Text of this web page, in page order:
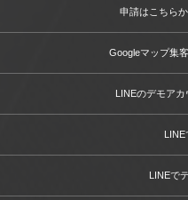
申請はこちら
Googleマップ集
LINEのデモア
LINE
LINEで